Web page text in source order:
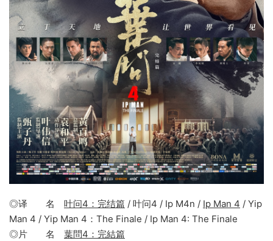
◎译 名 叶问4：完结篇 / 叶问4 / Ip M4n / Ip Man 4 / Yip
Man 4 / Yip Man 4：The Finale / Ip Man 4: The Finale
◎片 名 葉問4：完結篇